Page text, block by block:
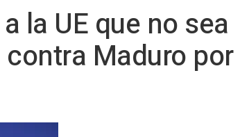
la UE que no sea
Maduro por